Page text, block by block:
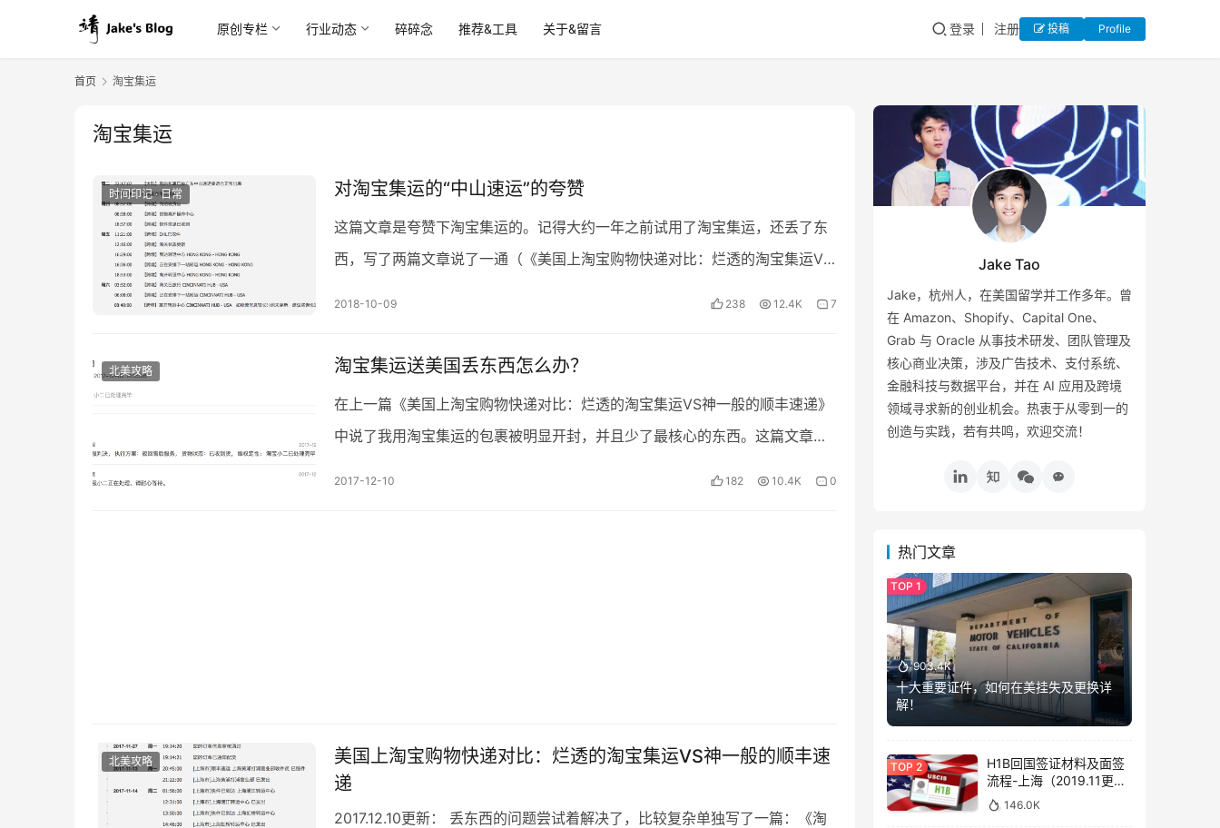
原创专栏 行业动态 碎碎念 推荐&工具 关于&留言 登录 注册 投稿 Profile
首页 淘宝集运
淘宝集运
时间印记 · 日常 对淘宝集运的“中山速运”的夸赞
这篇文章是夸赞下淘宝集运的。记得大约一年之前试用了淘宝集运，还丢了东
西，写了两篇文章说了一通（《美国上淘宝购物快递对比：烂透的淘宝集运VS
2018-10-09 238 12.4K 7
北美攻略 淘宝集运送美国丢东西怎么办？
在上一篇《美国上淘宝购物快递对比：烂透的淘宝集运VS神一般的顺丰速递》
中说了我用淘宝集运的包裹被明显开封，并且少了最核心的东西。这篇文章介
2017-12-10 182 10.4K 0
北美攻略
美国上淘宝购物快递对比：烂透的淘宝集运VS神一般的顺丰速
递
2017.12.10更新： 丢东西的问题尝试着解决了，比较复杂单独写了一篇：《淘
Jake Tao
Jake，杭州人，在美国留学并工作多年。曾
在 Amazon、Shopify、Capital One、
Grab 与 Oracle 从事技术研发、团队管理及
核心商业决策，涉及广告技术、支付系统、
金融科技与数据平台，并在 AI 应用及跨境
领域寻求新的创业机会。热衷于从零到一的
创造与实践，若有共鸣，欢迎交流！
热门文章
903.4K
十大重要证件，如何在美挂失及更换详
解！
H1B回国签证材料及面签
流程-上海（2019.11更
新）146.0K